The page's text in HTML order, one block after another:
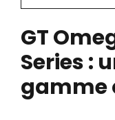
GT
Series :
gamme